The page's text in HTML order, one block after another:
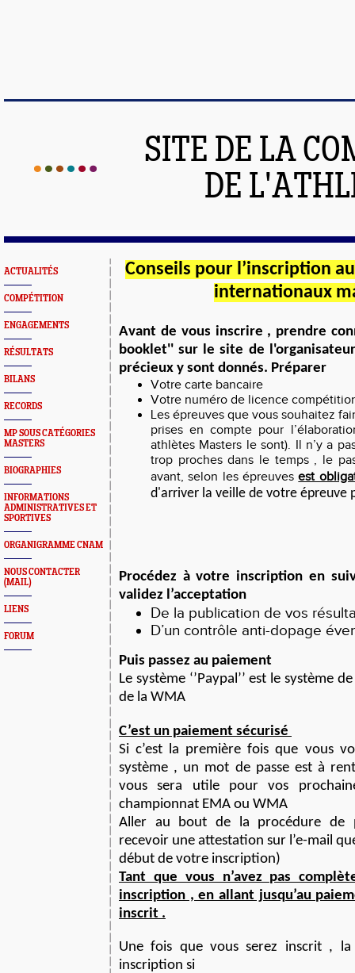
SITE DE LA
DE
ACTUALITÉS
COMPÉTITION
ENGAGEMENTS
RÉSULTATS
BILANS
RECORDS
MP SOUS CATÉGORIES
MASTERS
BIOGRAPHIES
INFORMATIONS
ADMINISTRATIVES ET
SPORTIVES
ORGANIGRAMME CNAM
NOUS CONTACTER
(MAIL)
LIENS
FORUM
Conseils pour l’inscription
internationaux
Avant de vous inscrire , prendre
booklet'' sur le site de
précieux y sont donnés. Préparer
Votre carte bancaire
Votre numéro de licence
Les épreuves que vous souhaitez
prises en compte pour
athlètes Masters le sont). Il n’y a
trop proches dans le temps , le
avant, selon les épreuvesest
d'arriver la veille de votre
Procédez à votre inscription en
validez l’acceptation
De la publication de vos
D’un contrôle anti-dopage
Puis passez au paiement
Le système ‘’Paypal’’ est le système
de la WMA
C’est un paiement sécurisé
Si c’est la première fois que vous
système , un mot de passe est à
vous sera utile pour vos
championnat EMA ou WMA
Aller au bout de la procédure de
recevoir une attestation sur l’e-mail
début de votre inscription)
Tant que vous n’avez pas
inscription , en allant jusqu’au
inscrit .
Une fois que vous serez inscrit ,
inscription si